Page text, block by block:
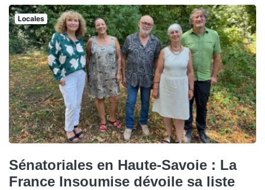
Locales
Sénatoriales en Haute-Savoie : La
France Insoumise dévoile sa liste